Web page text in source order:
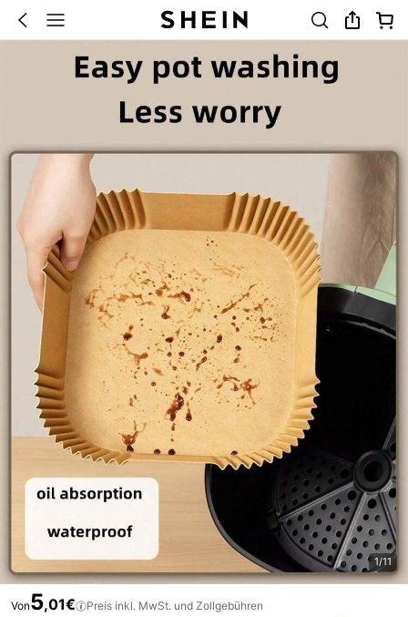
1/11
Von5,01€ Preis inkl. MwSt. und Zollgebühren